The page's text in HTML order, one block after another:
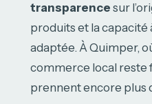
transparence sur
produits et la capacité
adaptée. À Quimper,
commerce local reste
prennent encore plus